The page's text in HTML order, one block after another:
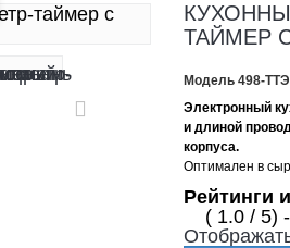
ТАЙМЕР
Модель 498-
Электронный
и длиной
корпуса.
Оптимален в
Рейтинги
( 1.0 / 5)